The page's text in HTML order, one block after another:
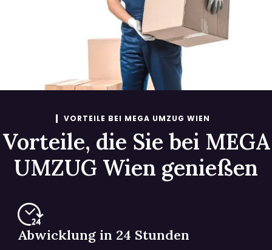
VORTEILE BEI MEGA UMZUG WIEN
Vorteile, die Sie bei MEGA
UMZUG Wien genießen
Abwicklung in 24 Stunden